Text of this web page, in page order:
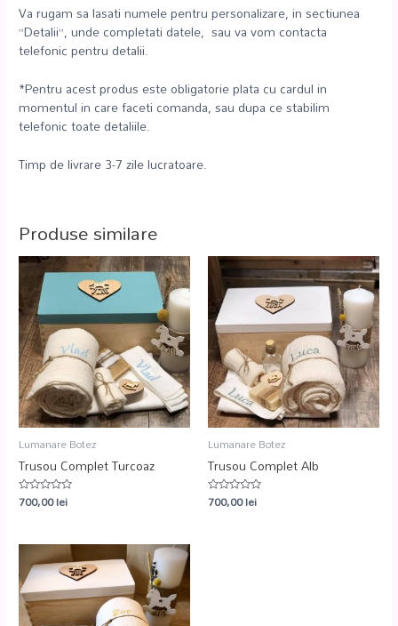
Va rugam sa lasati numele pentru personalizare, in sectiunea
”Detalii”, unde completati datele, sau va vom contacta
telefonic pentru detalii.
*Pentru acest produs este obligatorie plata cu cardul in
momentul in care faceti comanda, sau dupa ce stabilim
telefonic toate detaliile.
Timp de livrare 3-7 zile lucratoare.
Produse similare
Lumanare Botez
Trusou Complet Turcoaz
Evaluat
la
700,00lei
Lumanare Botez
Trusou Complet Alb
Evaluat
la
700,00lei